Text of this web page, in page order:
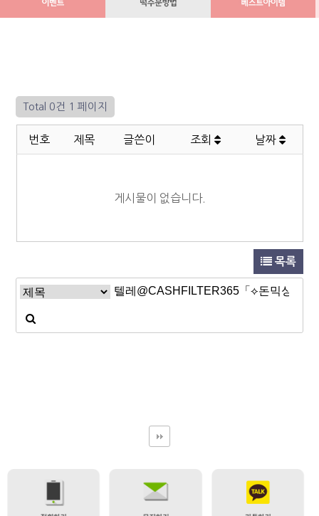
Total 0건 1 페이지
번호 제목 글쓴이 조회 날짜
게시물이 없습니다.
목록